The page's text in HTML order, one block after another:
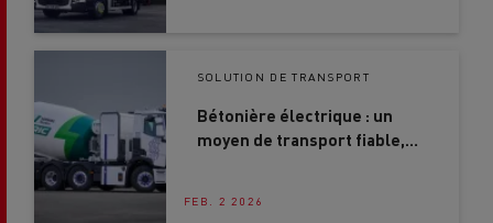
SOLUTION DE TRANSPORT
Bétonière électrique : un
moyen de transport fiable,
FEB. 2 2026